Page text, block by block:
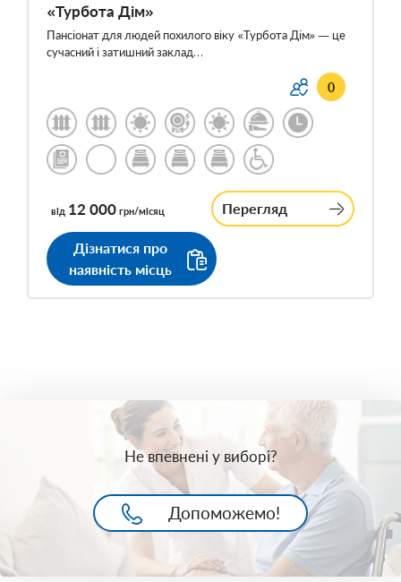
«Турбота Дім»
Пансіонат для людей похилого віку «Турбота Дім» — це
сучасний і затишний заклад…
0
від 12 000 грн/місяц Перегляд
Дізнатися про
наявність місць
Не впевнені у виборі?
Допоможемо!